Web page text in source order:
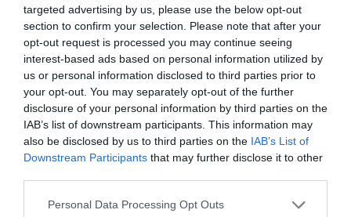
targeted advertising by us, please use the below opt-out
section to confirm your selection. Please note that after your
opt-out request is processed you may continue seeing
interest-based ads based on personal information utilized by
us or personal information disclosed to third parties prior to
your opt-out. You may separately opt-out of the further
disclosure of your personal information by third parties on the
IAB’s list of downstream participants. This information may
also be disclosed by us to third parties on the IAB’s List of
Downstream Participants that may further disclose it to other
Personal Data Processing Opt Outs
Befejezetlen, mégis ikonikus – Wälder Gyula
építészete a budai ciszterciek szolgálatában
HELY&SZELLEM
2024. november 19.
másolat – Legendák a Lánchíd történetéből